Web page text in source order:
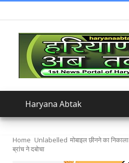
Haryana Abtak
Home Unlabelled मोबाइल छीनने का
ब्रांच ने दबोचा